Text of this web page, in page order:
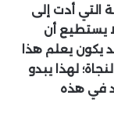
التي أدت إلى
يستطيع أن
يكون يعلم هذا
لهذا يبدو
في هذه